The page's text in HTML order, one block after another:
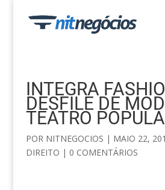
INTEGRA
DESFILE DE
TEATRO
POR NITNEGOCIOS | MAIO 22,
DIREITO | 0 COMENTÁRIOS